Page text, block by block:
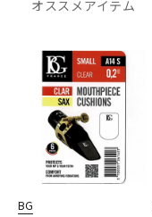
オススメアイテム
BG